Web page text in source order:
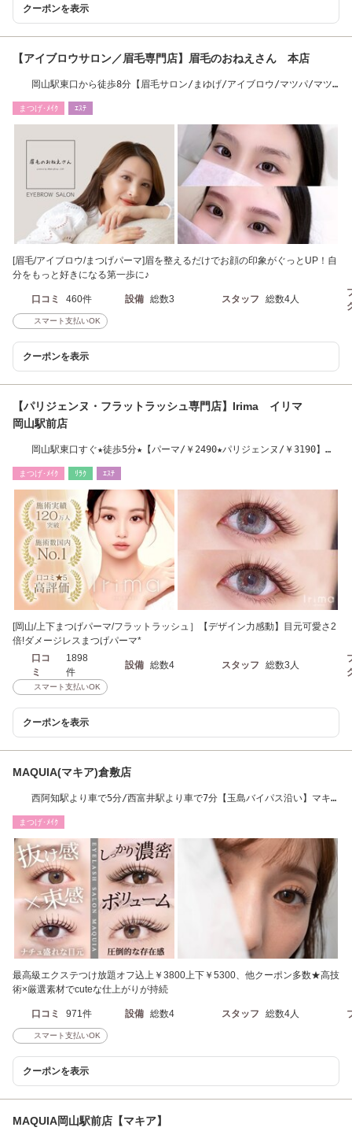
クーポンを表示
【アイブロウサロン／眉毛専門店】眉毛のおねえさん 本店
岡山駅東口から徒歩8分【眉毛サロン/まゆげ/アイブロウ/マツパ/マツ
まつげ･ﾒｲｸ ｴｽﾃ
[眉毛/アイブロウ/まつげパーマ]眉を整えるだけでお顔の印象がぐっとUP！自
分をもっと好きになる第一歩に♪
口コミ 460件 設備 総数3 スタッフ 総数4人
スマート支払いOK
クーポンを表示
【パリジェンヌ・フラットラッシュ専門店】Irima イリマ
岡山駅前店
岡山駅東口すぐ★徒歩5分★【パーマ/￥2490★パリジェンヌ/￥3190】最
まつげ･ﾒｲｸ ﾘﾗｸ ｴｽﾃ
[岡山/上下まつげパーマ/フラットラッシュ］【デザイン力感動】目元可愛さ2
倍!ダメージレスまつげパーマ*
口コ
ミ
1898
件
設備 総数4 スタッフ 総数3人
スマート支払いOK
クーポンを表示
MAQUIA(マキア)倉敷店
西阿知駅より車で5分/西富井駅より車で7分【玉島バイパス沿い】マキ
まつげ･ﾒｲｸ
最高級エクステつけ放題オフ込上￥3800上下￥5300、他クーポン多数★高技
術×厳選素材でcuteな仕上がりが持続
口コミ 971件 設備 総数4 スタッフ 総数4人
スマート支払いOK
クーポンを表示
MAQUIA岡山駅前店【マキア】